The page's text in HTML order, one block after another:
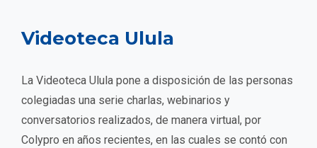
Videoteca Ulula
La Videoteca Ulula pone a disposición de las personas
colegiadas una serie charlas, webinarios y
conversatorios realizados, de manera virtual, por
Colypro en años recientes, en las cuales se contó con